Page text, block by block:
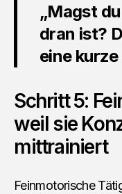
„Magst
dran ist?
eine
Schritt 5:
weil sie
mittrainiert
Feinmotorische